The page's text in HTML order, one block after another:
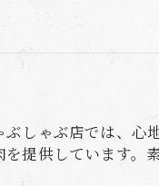
しゃぶ店では、心
を提供しています。